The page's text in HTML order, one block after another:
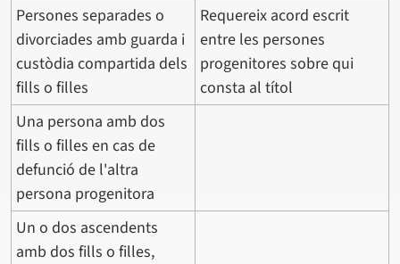
Persones separades o
divorciades amb guarda i
custòdia compartida dels
fills o filles
Requereix acord escrit
entre les persones
progenitores sobre qui
consta al títol
Una persona amb dos
fills o filles en cas de
defunció de l'altra
persona progenitora
Un o dos ascendents
amb dos fills o filles,